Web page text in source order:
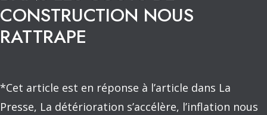
CONSTRUCTION NOUS
RATTRAPE
*Cet article est en réponse à l’article dans La
Presse, La détérioration s’accélère, l’inflation nous